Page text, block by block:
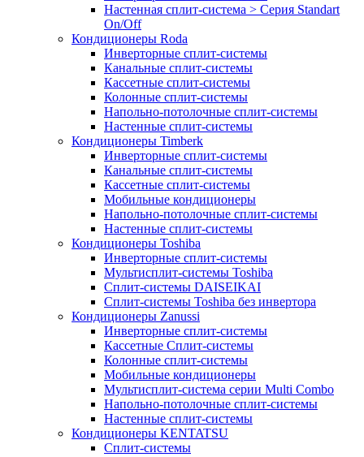
Настенная сплит-система > Серия Standart
On/Off
Кондиционеры Roda
Инверторные сплит-системы
Канальные сплит-системы
Кассетные сплит-системы
Колонные сплит-системы
Напольно-потолочные сплит-системы
Настенные сплит-системы
Кондиционеры Timberk
Инверторные сплит-системы
Канальные сплит-системы
Кассетные сплит-системы
Мобильные кондиционеры
Напольно-потолочные сплит-системы
Настенные сплит-системы
Кондиционеры Toshiba
Инверторные сплит-системы
Мультисплит-системы Toshiba
Сплит-системы DAISEIKAI
Сплит-системы Toshiba без инвертора
Кондиционеры Zanussi
Инверторные сплит-системы
Кассетные Сплит-системы
Колонные сплит-системы
Мобильные кондиционеры
Мультисплит-система серии Multi Combo
Напольно-потолочные сплит-системы
Настенные сплит-системы
Кондиционеры KENTATSU
Сплит-системы